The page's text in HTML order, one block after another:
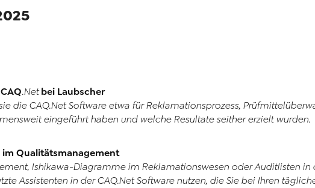
CAQ.Netbei Laubscher
die CAQ.NetSoftware etwa für Reklamationsprozess,
eingeführt haben und welche Resultate seither erzielt wurden.
im Qualitätsmanagement
Ishikawa-Diagramme im Reklamationswesen oder Auditlisten in
Assistenten in derCAQ.NetSoftware nutzen, die Sie bei Ihren